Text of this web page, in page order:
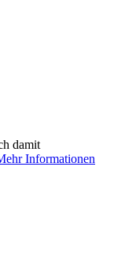
damit
Informationen